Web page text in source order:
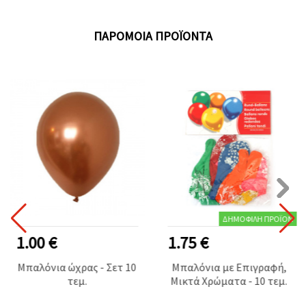
ΠΑΡΌΜΟΙΑ ΠΡΟΪΌΝΤΑ
1.00 €
Μπαλόνια ώχρας - Σετ 10
τεμ.
ΔΗΜΟΦΙΛΉ ΠΡΟΪΌΝ
1.75 €
Μπαλόνια με Επιγραφή,
Μικτά Χρώματα - 10 τεμ.